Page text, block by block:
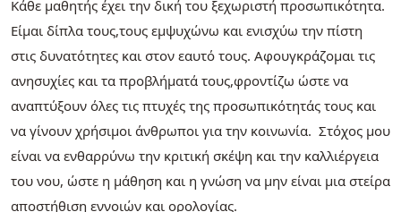
Κάθε μαθητής έχει την δική του ξεχωριστή προσωπικότητα.
Είμαι δίπλα τους,τους εμψυχώνω και ενισχύω την πίστη
στις δυνατότητες και στον εαυτό τους. Αφουγκράζομαι τις
ανησυχίες και τα προβλήματά τους,φροντίζω ώστε να
αναπτύξουν όλες τις πτυχές της προσωπικότητάς τους και
να γίνουν χρήσιμοι άνθρωποι για την κοινωνία. Στόχος μου
είναι να ενθαρρύνω την κριτική σκέψη και την καλλιέργεια
του νου, ώστε η μάθηση και η γνώση να μην είναι μια στείρα
αποστήθιση εννοιών και ορολογίας.